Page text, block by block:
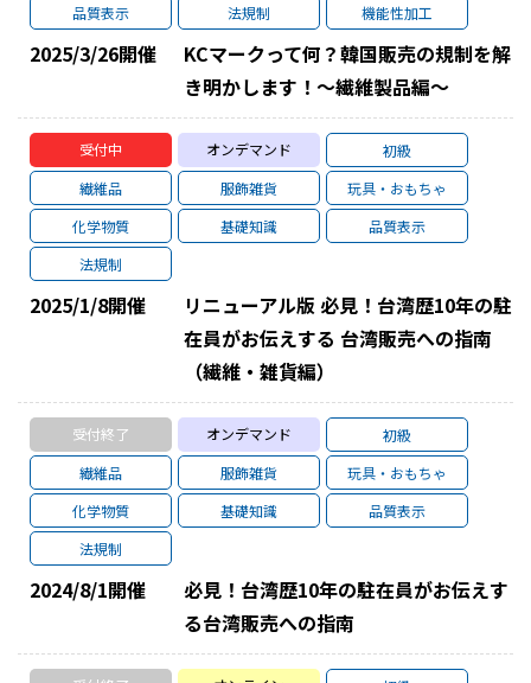
品質表示 法規制 機能性加工
2025/3/26開催
KCマークって何？韓国販売の規制を解
き明かします！～繊維製品編～
受付中 オンデマンド
初級
繊維品
服飾雑貨
玩具・おもちゃ
化学物質
基礎知識
品質表示
法規制
2025/1/8開催
リニューアル版 必見！台湾歴10年の駐
在員がお伝えする 台湾販売への指南
（繊維・雑貨編）
受付終了 オンデマンド
初級
繊維品
服飾雑貨
玩具・おもちゃ
化学物質
基礎知識
品質表示
法規制
2024/8/1開催
必見！台湾歴10年の駐在員がお伝えす
る台湾販売への指南